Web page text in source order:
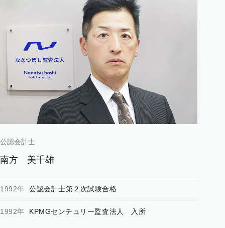
公認会計士
南方 美千雄
1992年 公認会計士第２次試験合格
1992年 KPMGセンチュリー監査法人 入所